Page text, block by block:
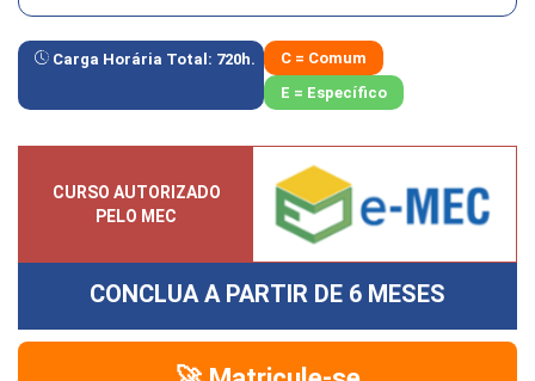
Carga Horária Total: 720h.
C = Comum
E = Específico
CURSO AUTORIZADO
PELO MEC
CONCLUA A PARTIR DE 6 MESES